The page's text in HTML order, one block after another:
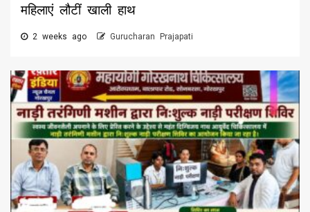
महिलाएं लौटीं खाली हाथ
2 weeks ago Gurucharan Prajapati